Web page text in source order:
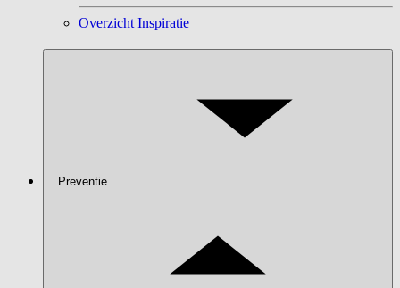
Overzicht Inspiratie
Preventie